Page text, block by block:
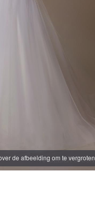
de afbeelding om te vergroten